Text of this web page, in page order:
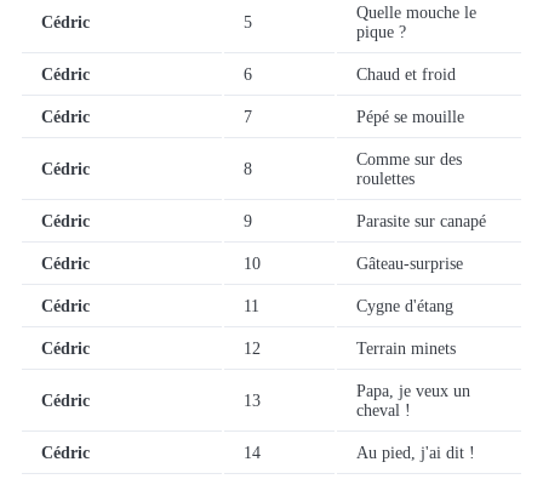
Cédric 5
Quelle mouche le
pique ?
Cédric 6 Chaud et froid
Cédric 7 Pépé se mouille
Cédric 8
Comme sur des
roulettes
Cédric 9 Parasite sur canapé
Cédric 10 Gâteau-surprise
Cédric 11 Cygne d'étang
Cédric 12 Terrain minets
Cédric 13
Papa, je veux un
cheval !
Cédric 14 Au pied, j'ai dit !